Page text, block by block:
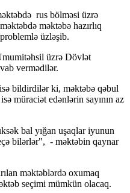
rus bölməsi üzrə
məktəbə hazırlıq
üzləşib.
üzrə Dövlət
vermədilər.
bildirdilər ki, məktəbə qəbul
müraciət edənlərin sayının az
bal yığan uşaqlar iyunun
bilərlər", - məktəbin qaynar
məktəblərdə oxumaq
seçimi mümkün olacaq.